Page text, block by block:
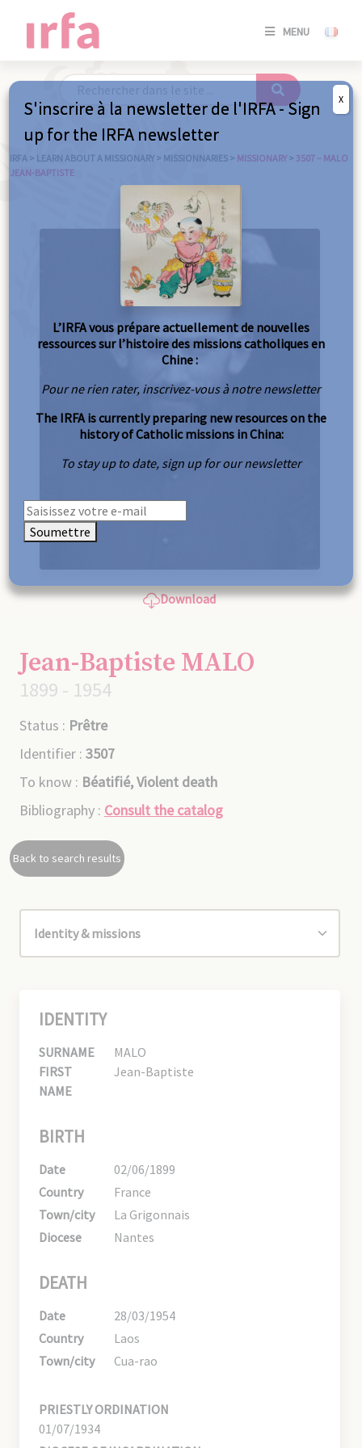
MENU
SE
/
IRFA > LEARN ABOUT A MISSIONARY > MISSIONNARIES > MISSIONARY > 3507 – MALO
JEAN-BAPTISTE
Download
Jean-Baptiste MALO
1899 - 1954
Status : Prêtre
Identifier : 3507
To know : Béatifié, Violent death
Bibliography : Consult the catalog
Back to search results
IDENTITY
SURNAME
MALO
FIRST
NAME
Jean-Baptiste
BIRTH
Date
02/06/1899
Country
France
Town/city
La Grigonnais
Diocese
Nantes
DEATH
Date
28/03/1954
Country
Laos
Town/city
Cua-rao
PRIESTLY ORDINATION
01/07/1934
S'inscrire à la newsletter de l'IRFA - Sign
up for the IRFA newsletter
L’IRFA vous prépare actuellement de nouvelles
ressources sur l’histoire des missions catholiques en
Chine :
Pour ne rien rater, inscrivez-vous à notre newsletter
The IRFA is currently preparing new resources on the
history of Catholic missions in China:
To stay up to date, sign up for our newsletter
Soumettre
X